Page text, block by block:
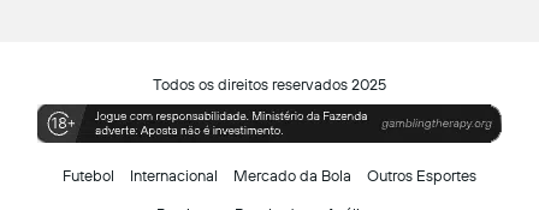
Todos os direitos reservados 2025
Futebol Internacional Mercado da Bola Outros Esportes